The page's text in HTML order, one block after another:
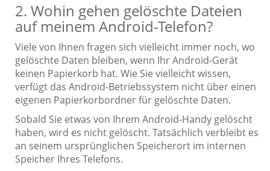
2. Wohin gehen gelöschte Dateien
auf meinem Android-Telefon?
Viele von Ihnen fragen sich vielleicht immer noch, wo
gelöschte Daten bleiben, wenn Ihr Android-Gerät
keinen Papierkorb hat. Wie Sie vielleicht wissen,
verfügt das Android-Betriebssystem nicht über einen
eigenen Papierkorbordner für gelöschte Daten.
Sobald Sie etwas von Ihrem Android-Handy gelöscht
haben, wird es nicht gelöscht. Tatsächlich verbleibt es
an seinem ursprünglichen Speicherort im internen
Speicher Ihres Telefons.